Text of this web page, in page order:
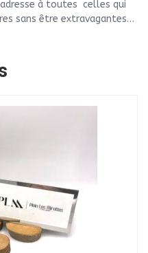
à toutes celles qui
sans être extravagantes…